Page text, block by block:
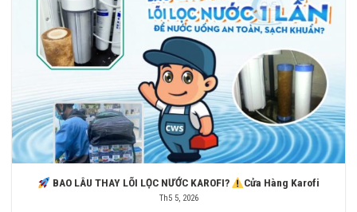
BAO LÂU THAY LÕI LỌC NƯỚC KAROFI? Cửa Hàng Karofi
Th5 5, 2026